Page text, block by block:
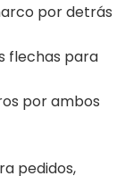
por detrás
flechas para
por ambos
pedidos,